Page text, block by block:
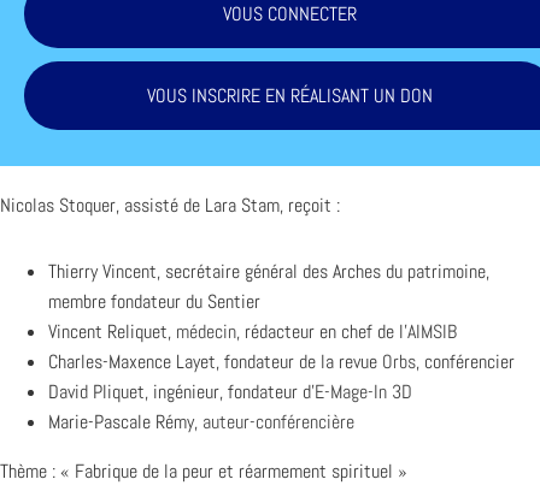
VOUS CONNECTER
VOUS INSCRIRE EN RÉALISANT UN DON
Nicolas Stoquer, assisté de Lara Stam, reçoit :
Thierry Vincent, secrétaire général des Arches du patrimoine,
membre fondateur du Sentier
Vincent Reliquet, médecin, rédacteur en chef de l’AIMSIB
Charles-Maxence Layet, fondateur de la revue Orbs, conférencier
David Pliquet, ingénieur, fondateur d’E-Mage-In 3D
Marie-Pascale Rémy, auteur-conférencière
Thème : « Fabrique de la peur et réarmement spirituel »